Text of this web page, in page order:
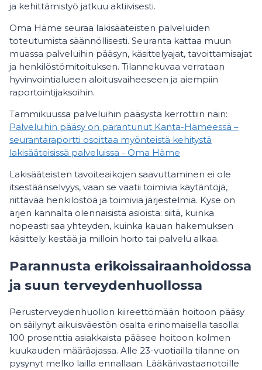
ja kehittämistyö jatkuu aktiivisesti.
Oma Häme seuraa lakisääteisten palveluiden
toteutumista säännöllisesti. Seuranta kattaa muun
muassa palveluihin pääsyn, käsittelyajat, tavoittamisajat
ja henkilöstömitoituksen. Tilannekuvaa verrataan
hyvinvointialueen aloitusvaiheeseen ja aiempiin
raportointijaksoihin.
Tammikuussa palveluihin pääsystä kerrottiin näin:
Palveluihin pääsy on parantunut Kanta-Hämeessä –
seurantaraportti osoittaa myönteistä kehitystä
lakisääteisissä palveluissa - Oma Häme
Lakisääteisten tavoiteaikojen saavuttaminen ei ole
itsestäänselvyys, vaan se vaatii toimivia käytäntöjä,
riittävää henkilöstöä ja toimivia järjestelmiä. Kyse on
arjen kannalta olennaisista asioista: siitä, kuinka
nopeasti saa yhteyden, kuinka kauan hakemuksen
käsittely kestää ja milloin hoito tai palvelu alkaa.
Parannusta erikoissairaanhoidossa
ja suun terveydenhuollossa
Perusterveydenhuollon kiireettömään hoitoon pääsy
on säilynyt aikuisväestön osalta erinomaisella tasolla:
100 prosenttia asiakkaista pääsee hoitoon kolmen
kuukauden määräajassa. Alle 23-vuotiailla tilanne on
pysynyt melko lailla ennallaan. Lääkärivastaanotoille